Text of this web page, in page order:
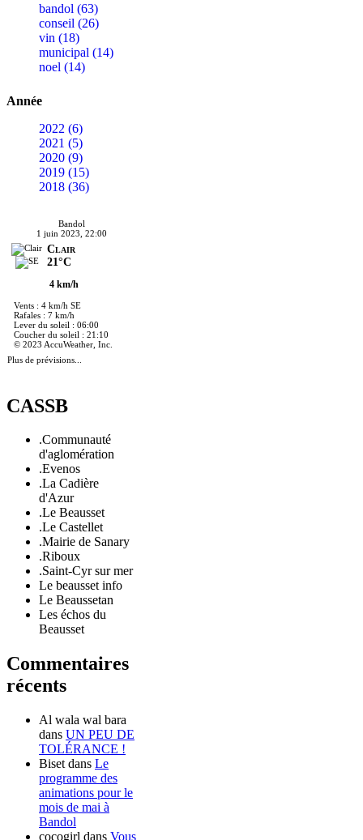
bandol (63)
conseil (26)
vin (18)
municipal (14)
noel (14)
Année
2022 (6)
2021 (5)
2020 (9)
2019 (15)
2018 (36)
Bandol
1 juin 2023, 22:00
Clair
21°C
4 km/h
Vents : 4 km/h SE
Rafales : 7 km/h
Lever du soleil : 06:00
Coucher du soleil : 21:10
© 2023 AccuWeather, Inc.
Plus de prévisions...
CASSB
.Communauté
d'aglomération
.Evenos
.La Cadière
d'Azur
.Le Beausset
.Le Castellet
.Mairie de Sanary
.Riboux
.Saint-Cyr sur mer
Le beausset info
Le Beaussetan
Les échos du
Beausset
Commentaires
récents
Al wala wal bara
dans UN PEU DE
TOLÉRANCE !
Biset dans Le
programme des
animations pour le
mois de mai à
Bandol
cocogirl dans Vous